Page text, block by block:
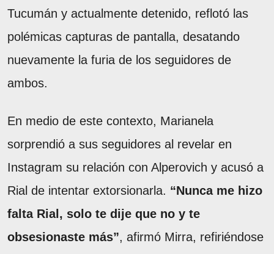
Tucumán y actualmente detenido, reflotó las
polémicas capturas de pantalla, desatando
nuevamente la furia de los seguidores de
ambos.
En medio de este contexto, Marianela
sorprendió a sus seguidores al revelar en
Instagram su relación con Alperovich y acusó a
Rial de intentar extorsionarla. “Nunca me hizo
falta Rial, solo te dije que no y te
obsesionaste más”, afirmó Mirra, refiriéndose